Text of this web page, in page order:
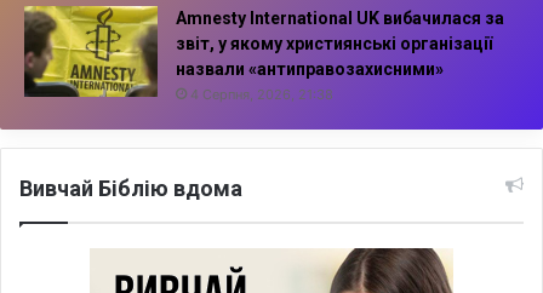
Amnesty International UK вибачилася за
звіт, у якому християнські організації
назвали «антиправозахисними»
4 Серпня, 2026, 21:38
Вивчай Біблію вдома